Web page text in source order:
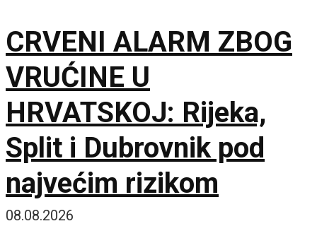
CRVENI ALARM ZBOG
VRUĆINE U
HRVATSKOJ: Rijeka,
Split i Dubrovnik pod
najvećim rizikom
08.08.2026